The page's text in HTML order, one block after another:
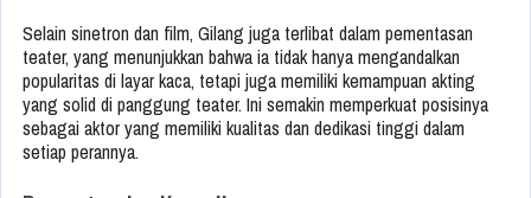
Selain sinetron dan film, Gilang juga terlibat dalam pementasan
teater, yang menunjukkan bahwa ia tidak hanya mengandalkan
popularitas di layar kaca, tetapi juga memiliki kemampuan akting
yang solid di panggung teater. Ini semakin memperkuat posisinya
sebagai aktor yang memiliki kualitas dan dedikasi tinggi dalam
setiap perannya.